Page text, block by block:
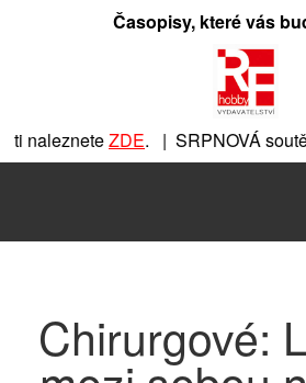
Časopisy, které vás
nalezneteZDE. | SRPNOVÁ
Chirurgové: